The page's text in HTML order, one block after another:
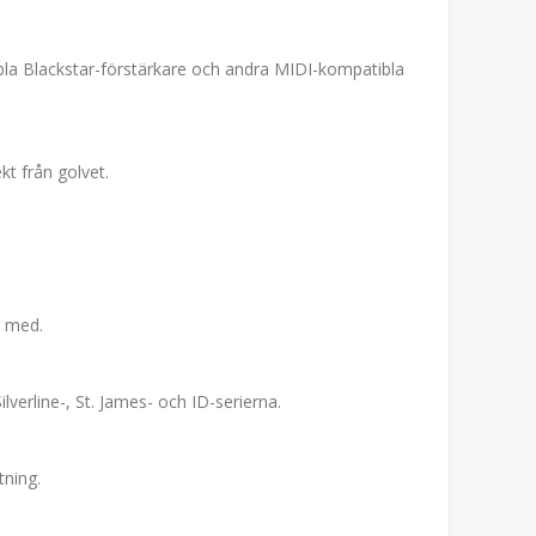
Blackstar-förstärkare och andra MIDI-kompatibla
från golvet.
, St. James- och ID-serierna.